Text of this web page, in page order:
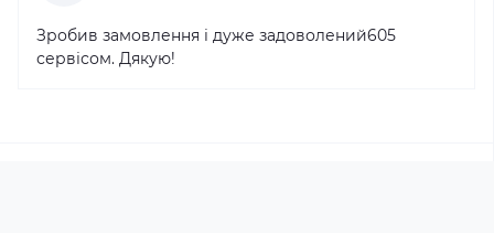
Зробив замовлення і дуже задоволений605
сервісом. Дякую!